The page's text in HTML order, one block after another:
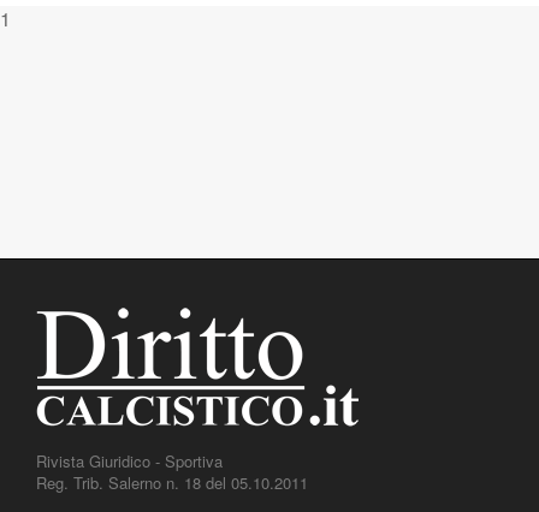
1
Rivista Giuridico - Sportiva
Reg. Trib. Salerno n. 18 del 05.10.2011